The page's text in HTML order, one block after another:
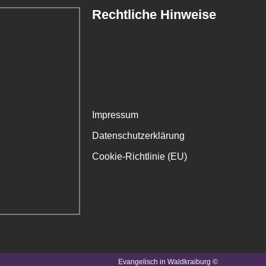
Rechtliche Hinweise
Impressum
Datenschutzerklärung
Cookie-Richtlinie (EU)
Evangelisch in Waldkraiburg ©